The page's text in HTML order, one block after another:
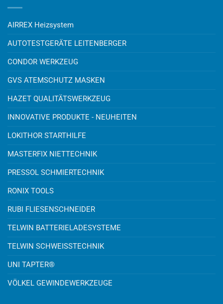
AIRREX Heizsystem
AUTOTESTGERÄTE LEITENBERGER
CONDOR WERKZEUG
GVS ATEMSCHUTZ MASKEN
HAZET QUALITÄTSWERKZEUG
INNOVATIVE PRODUKTE - NEUHEITEN
LOKITHOR STARTHILFE
MASTERFIX NIETTECHNIK
PRESSOL SCHMIERTECHNIK
RONIX TOOLS
RUBI FLIESENSCHNEIDER
TELWIN BATTERIELADESYSTEME
TELWIN SCHWEISSTECHNIK
UNI TAPTER®
VÖLKEL GEWINDEWERKZEUGE